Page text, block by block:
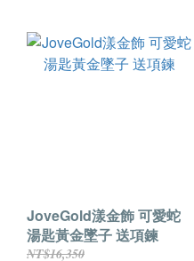
JoveGold漾金飾 可愛蛇
湯匙黃金墜子 送項鍊
NT$16,350